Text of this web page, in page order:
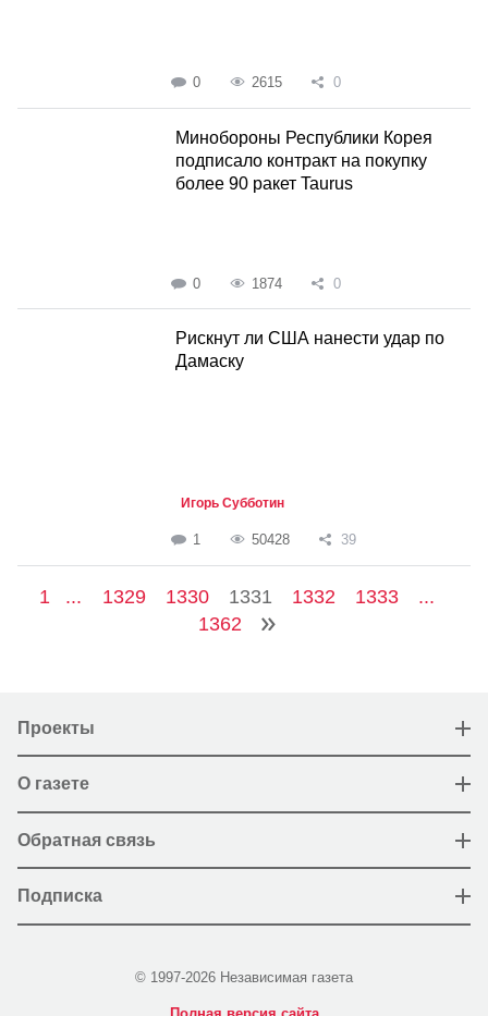
0 2615 0
Минобороны Республики Корея
подписало контракт на покупку
более 90 ракет Taurus
0 1874 0
Рискнут ли США нанести удар по
Дамаску
Игорь Субботин
1 50428 39
1 ... 1329 1330 1331 1332 1333
...
1362
Проекты
О газете
Обратная связь
Подписка
© 1997-2026 Независимая газета